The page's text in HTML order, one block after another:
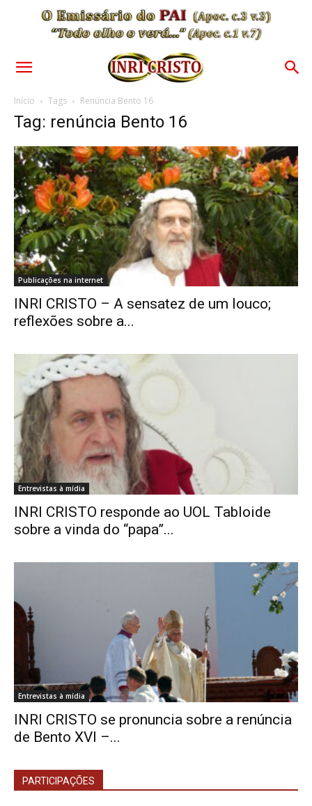
Início Tags Renúncia Bento 16
Tag: renúncia Bento 16
Publicações na internet
INRI CRISTO – A sensatez de um louco;
reflexões sobre a...
Entrevistas à mídia
INRI CRISTO responde ao UOL Tabloide
sobre a vinda do “papa”...
Entrevistas à mídia
INRI CRISTO se pronuncia sobre a renúncia
de Bento XVI –...
PARTICIPAÇÕES